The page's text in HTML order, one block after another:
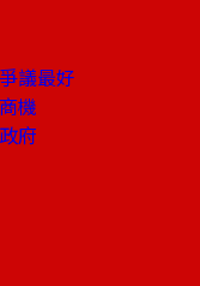
議最好
機
府